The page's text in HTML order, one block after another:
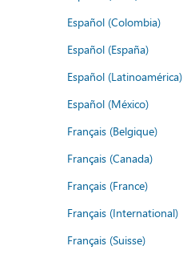
Español (Colombia)
Español (España)
Español (Latinoamérica)
Español (México)
Français (Belgique)
Français (Canada)
Français (France)
Français (International)
Français (Suisse)